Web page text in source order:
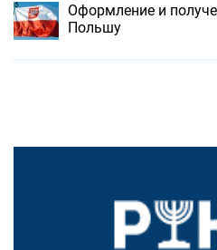
Оформление и
Польшу